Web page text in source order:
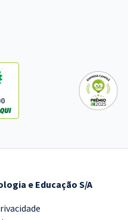
e Educação S/A